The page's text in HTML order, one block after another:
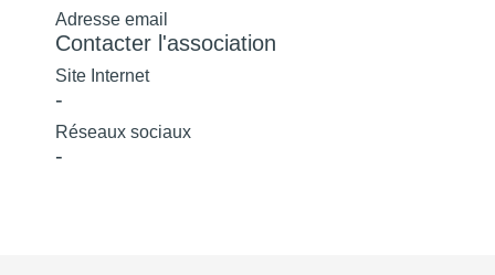
Adresse email
Contacter l'association
Site Internet
-
Réseaux sociaux
-